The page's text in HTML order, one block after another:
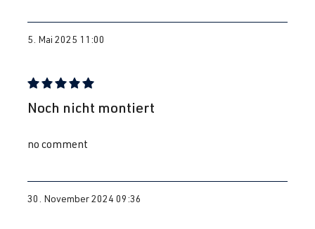
5. Mai 2025 11:00
Bewertung mit 5 von 5 Sternen
Noch nicht montiert
no comment
30. November 2024 09:36